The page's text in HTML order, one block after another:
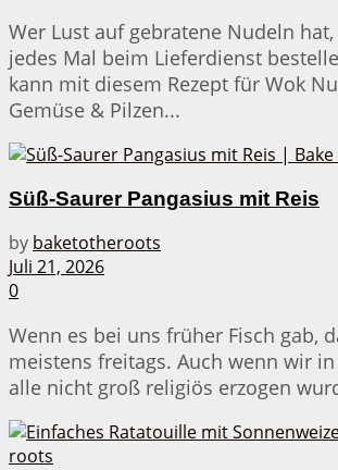
Wer Lust auf gebratene Nudeln
jedes Mal beim Lieferdienst
kann mit diesem Rezept für Wok
Gemüse & Pilzen...
Süß-Saurer Pangasius mit Reis
by baketotheroots
Juli 21, 2026
0
Wenn es bei uns früher Fisch gab,
meistens freitags. Auch wenn wir
alle nicht groß religiös erzogen